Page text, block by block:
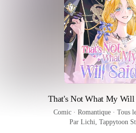
That's Not What My Will
Comic · Romantique · Tous
Par Lichi, Tappytoon